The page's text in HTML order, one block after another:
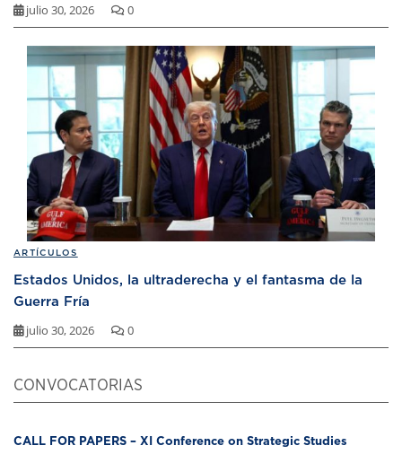
julio 30, 2026 0
ARTÍCULOS
Estados Unidos, la ultraderecha y el fantasma de la
Guerra Fría
julio 30, 2026 0
CONVOCATORIAS
CALL FOR PAPERS – XI Conference on Strategic Studies